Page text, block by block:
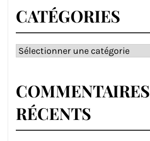
CATÉGORIES
Catégories
COMMENTAIRES
RÉCENTS